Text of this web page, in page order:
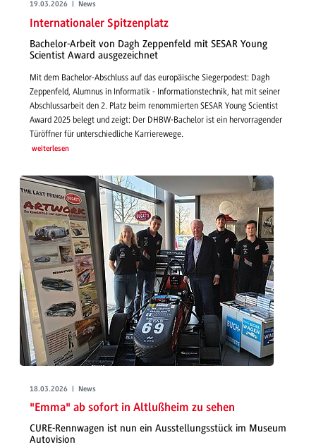
19.03.2026 | News
Internationaler Spitzenplatz
Bachelor-Arbeit von Dagh Zeppenfeld mit SESAR Young
Scientist Award ausgezeichnet
Mit dem Bachelor-Abschluss auf das europäische Siegerpodest: Dagh
Zeppenfeld, Alumnus in Informatik - Informationstechnik, hat mit seiner
Abschlussarbeit den 2. Platz beim renommierten SESAR Young Scientist
Award 2025 belegt und zeigt: Der DHBW-Bachelor ist ein hervorragender
Türöffner für unterschiedliche Karrierewege.
weiterlesen
18.03.2026 | News
"Emma" ab sofort in Altlußheim zu sehen
CURE-Rennwagen ist nun ein Ausstellungsstück im Museum
Autovision